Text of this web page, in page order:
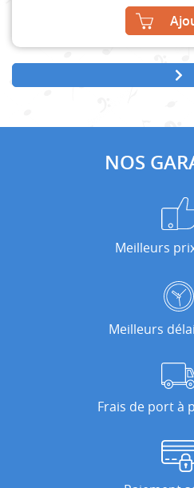
NOS
Meilleurs
Meilleurs
Frais de port à